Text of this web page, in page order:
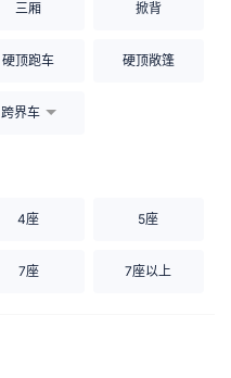
三厢 掀背
硬顶跑车 硬顶敞篷
跨界车
4座 5座
7座 7座以上